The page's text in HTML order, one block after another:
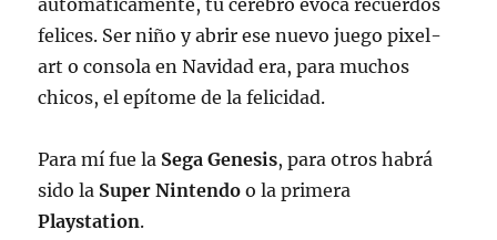
felices. Ser niño y abrir ese nuevo juego pixel-
art o consola en Navidad era, para muchos
chicos, el epítome de la felicidad.
Para mí fue la Sega Genesis, para otros habrá
sido la Super Nintendo o la primera
Playstation.